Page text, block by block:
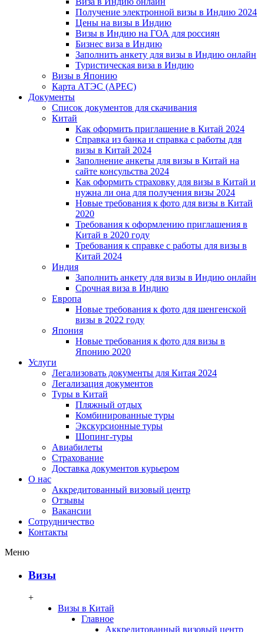
Получение электронной визы в Индию 2024
Цены на визы в Индию
Визы в Индию на ГОА для россиян
Бизнес виза в Индию
Заполнить анкету для визы в Индию онлайн
Туристическая виза в Индию
Визы в Японию
Карта АТЭС (APEC)
Документы
Список документов для скачивания
Китай
Как оформить приглашение в Китай 2024
Справка из банка и справка с работы для
визы в Китай 2024
Заполнение анкеты для визы в Китай на
сайте консульства 2024
Как оформить страховку для визы в Китай и
нужна ли она для получения визы 2024
Новые требования к фото для визы в Китай
2020
Требования к оформлению приглашения в
Китай в 2020 году
Требования к справке с работы для визы в
Китай 2024
Индия
Заполнить анкету для визы в Индию онлайн
Срочная виза в Индию
Европа
Новые требования к фото для шенгенской
визы в 2022 году
Япония
Новые требования к фото для визы в
Японию 2020
Услуги
Легализовать документы для Китая 2024
Легализация документов
Туры в Китай
Пляжный отдых
Комбинированные туры
Экскурсионные туры
Шопинг-туры
Авиабилеты
Страхование
Доставка документов курьером
О нас
Аккредитованный визовый центр
Отзывы
Вакансии
Сотрудничество
Контакты
Меню
Визы
+
Визы в Китай
Главное
Аккредитованный визовый центр